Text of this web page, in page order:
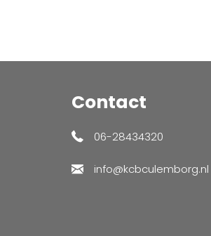
Contact
06-28434320
info@kcbculemborg.nl